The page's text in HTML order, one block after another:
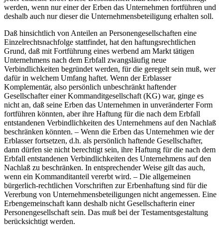
werden, wenn nur einer der Erben das Unternehmen fortführen und
deshalb auch nur dieser die Unternehmensbeteiligung erhalten soll.
Daß hinsichtlich von Anteilen an Personengesellschaften eine
Einzelrechtsnachfolge stattfindet, hat den haftungsrechtlichen
Grund, daß mit Fortführung eines werbend am Markt tätigen
Unternehmens nach dem Erbfall zwangsläufig neue
Verbindlichkeiten begründet werden, für die geregelt sein muß, wer
dafür in welchem Umfang haftet. Wenn der Erblasser
Komplementär, also persönlich unbeschränkt haftender
Gesellschafter einer Kommanditgesellschaft (KG) war, ginge es
nicht an, daß seine Erben das Unternehmen in unveränderter Form
fortführen könnten, aber ihre Haftung für die nach dem Erbfall
entstandenen Verbindlichkeiten des Unternehmens auf den Nachlaß
beschränken könnten. – Wenn die Erben das Unternehmen wie der
Erblasser fortsetzen, d.h. als persönlich haftende Gesellschafter,
dann dürfen sie nicht berechtigt sein, ihre Haftung für die nach dem
Erbfall entstandenen Verbindlichkeiten des Unternehmens auf den
Nachlaß zu beschränken. In entsprechender Weise gilt das auch,
wenn ein Kommanditanteil vererbt wird. – Die allgemeinen
bürgerlich-rechtlichen Vorschriften zur Erbenhaftung sind für die
Vererbung von Unternehmensbeteiligungen nicht angemessen. Eine
Erbengemeinschaft kann deshalb nicht Gesellschafterin einer
Personengesellschaft sein. Das muß bei der Testamentsgestaltung
berücksichtigt werden.